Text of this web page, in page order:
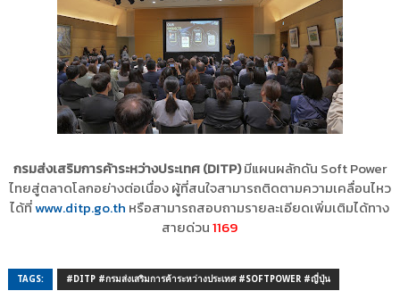
กรมส่งเสริมการค้าระหว่างประเทศ (DITP)มีแผนผลักดัน Soft Power
ไทยสู่ตลาดโลกอย่างต่อเนื่อง ผู้ที่สนใจสามารถติดตามความเคลื่อนไหว
ได้ที่www.ditp.go.th หรือสามารถสอบถามรายละเอียดเพิ่มเติมได้ทาง
สายด่วน1169
TAGS: #DITP #กรมส่งเสริมการค้าระหว่างประเทศ #SOFTPOWER #ญี่ปุ่น